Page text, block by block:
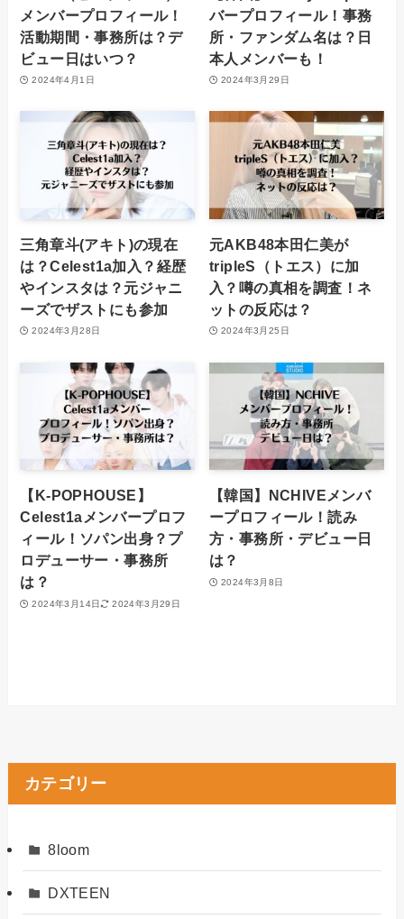
メンバープロフィール！
活動期間・事務所は？デ
ビュー日はいつ？
2024年4月1日
バープロフィール！事務
所・ファンダム名は？日
本人メンバーも！
2024年3月29日
三角章斗(アキト)の現在
は？Celest1a加入？経歴
やインスタは？元ジャニ
ーズでザストにも参加
2024年3月28日
元AKB48本田仁美が
tripleS（トエス）に加
入？噂の真相を調査！ネ
ットの反応は？
2024年3月25日
【K-POPHOUSE】
Celest1aメンバープロフ
ィール！ソパン出身？プ
ロデューサー・事務所
は？
2024年3月14日 2024年3月29日
【韓国】NCHIVEメンバ
ープロフィール！読み
方・事務所・デビュー日
は？
2024年3月8日
カテゴリー
8loom
DXTEEN